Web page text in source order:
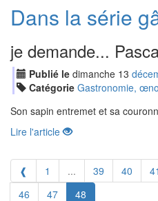
Dans la série
je demande...
Publié le dimanche 13 déc
Catégorie Gastronomie,
Son sapin entremet et sa
Lire l'article
❰ 1 ... 39 40 41
46
47 48